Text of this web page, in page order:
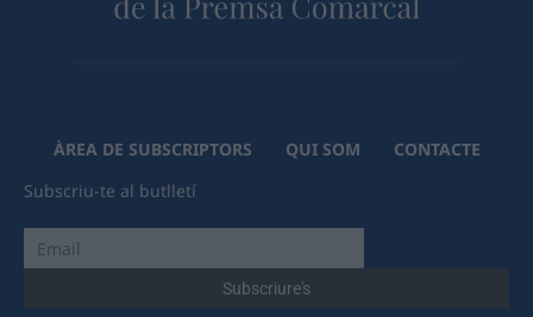
ÀREA DE SUBSCRIPTORS QUI SOM
CONTACTE
Subscriu-te al butlletí